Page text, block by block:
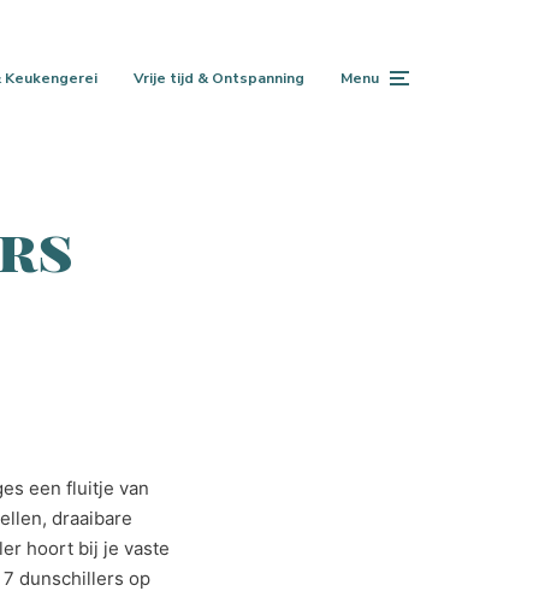
Keukengerei Vrije tijd & Ontspanning Menu
een fluitje van
draaibare
hoort bij je vaste
dunschillers op